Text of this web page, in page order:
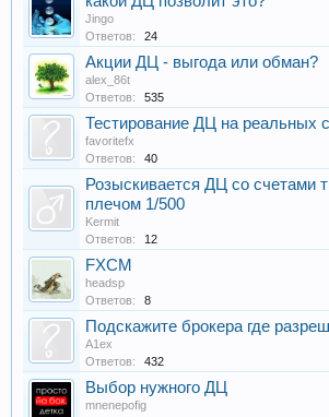
Jingo
Ответов:
24
Акции ДЦ - выгода или обман?
alex_86t
Ответов:
535
Тестирование ДЦ на реальных
favoritefx
Ответов:
40
Розыскивается ДЦ со
плечом 1/500
Kermit
Ответов:
12
FXCM
headsp
Ответов:
8
Подскажите брокера где
A1ex
Ответов:
432
Выбор нужного ДЦ
mnenepofig